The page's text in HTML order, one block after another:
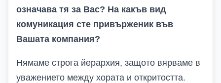
означава тя за Вас? На какъв вид
комуникация сте привърженик във
Вашата компания?
Нямаме строга йерархия, защото вярваме в
уважението между хората и откритостта.